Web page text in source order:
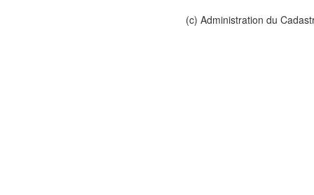
(c) Administration du